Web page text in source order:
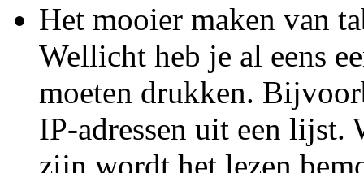
Het mooier maken van
Wellicht heb je al eens
moeten drukken.
IP-adressen uit een lijst.
zijn wordt het lezen